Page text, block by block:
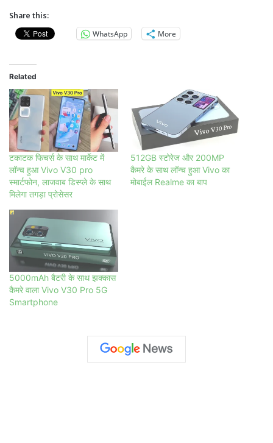
Share this:
WhatsApp
More
Related
टकाटक फिचर्स के साथ मार्केट में
लॉन्च हुआ Vivo V30 pro
स्मार्टफोन, लाजवाब डिस्प्ले के साथ
मिलेगा तगड़ा प्रोसेसर
512GB स्टोरेज और 200MP
कैमरे के साथ लॉन्च हुआ Vivo का
मोबाईल Realme का बाप
5000mAh बैटरी के साथ झक्कास
कैमरे वाला Vivo V30 Pro 5G
Smartphone